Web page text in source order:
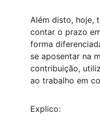
Além disto, hoje,
contar o prazo
forma
se aposentar na
contribuição,
ao trabalho em
Explico: